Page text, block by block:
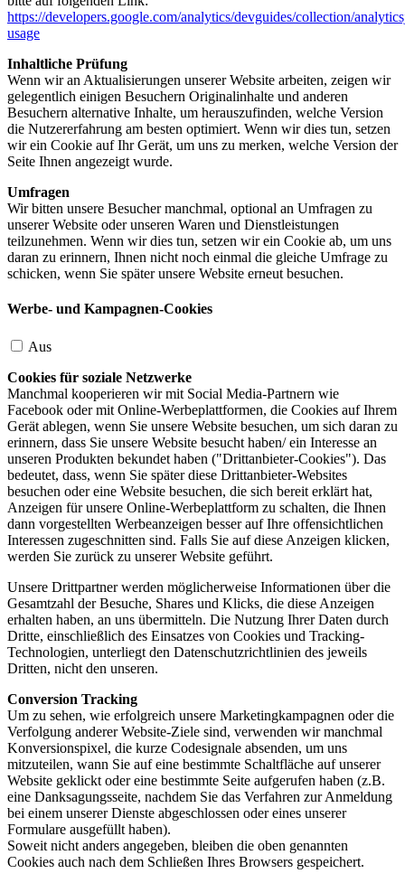
https://developers.google.com/analytics/devguides/collection/
usage
Inhaltliche Prüfung
Wenn wir an Aktualisierungen unserer Website arbeiten, zeigen wir
gelegentlich einigen Besuchern Originalinhalte und anderen
Besuchern alternative Inhalte, um herauszufinden, welche Version
die Nutzererfahrung am besten optimiert. Wenn wir dies tun, setzen
wir ein Cookie auf Ihr Gerät, um uns zu merken, welche Version der
Seite Ihnen angezeigt wurde.
Umfragen
Wir bitten unsere Besucher manchmal, optional an Umfragen zu
unserer Website oder unseren Waren und Dienstleistungen
teilzunehmen. Wenn wir dies tun, setzen wir ein Cookie ab, um uns
daran zu erinnern, Ihnen nicht noch einmal die gleiche Umfrage zu
schicken, wenn Sie später unsere Website erneut besuchen.
Werbe- und Kampagnen-Cookies
Aus
Cookies für soziale Netzwerke
Manchmal kooperieren wir mit Social Media-Partnern wie
Facebook oder mit Online-Werbeplattformen, die Cookies auf Ihrem
Gerät ablegen, wenn Sie unsere Website besuchen, um sich daran zu
erinnern, dass Sie unsere Website besucht haben/ ein Interesse an
unseren Produkten bekundet haben ("Drittanbieter-Cookies"). Das
bedeutet, dass, wenn Sie später diese Drittanbieter-Websites
besuchen oder eine Website besuchen, die sich bereit erklärt hat,
Anzeigen für unsere Online-Werbeplattform zu schalten, die Ihnen
dann vorgestellten Werbeanzeigen besser auf Ihre offensichtlichen
Interessen zugeschnitten sind. Falls Sie auf diese Anzeigen klicken,
werden Sie zurück zu unserer Website geführt.
Unsere Drittpartner werden möglicherweise Informationen über die
Gesamtzahl der Besuche, Shares und Klicks, die diese Anzeigen
erhalten haben, an uns übermitteln. Die Nutzung Ihrer Daten durch
Dritte, einschließlich des Einsatzes von Cookies und Tracking-
Technologien, unterliegt den Datenschutzrichtlinien des jeweils
Dritten, nicht den unseren.
Conversion Tracking
Um zu sehen, wie erfolgreich unsere Marketingkampagnen oder die
Verfolgung anderer Website-Ziele sind, verwenden wir manchmal
Konversionspixel, die kurze Codesignale absenden, um uns
mitzuteilen, wann Sie auf eine bestimmte Schaltfläche auf unserer
Website geklickt oder eine bestimmte Seite aufgerufen haben (z.B.
eine Danksagungsseite, nachdem Sie das Verfahren zur Anmeldung
bei einem unserer Dienste abgeschlossen oder eines unserer
Formulare ausgefüllt haben).
Soweit nicht anders angegeben, bleiben die oben genannten
Cookies auch nach dem Schließen Ihres Browsers gespeichert.